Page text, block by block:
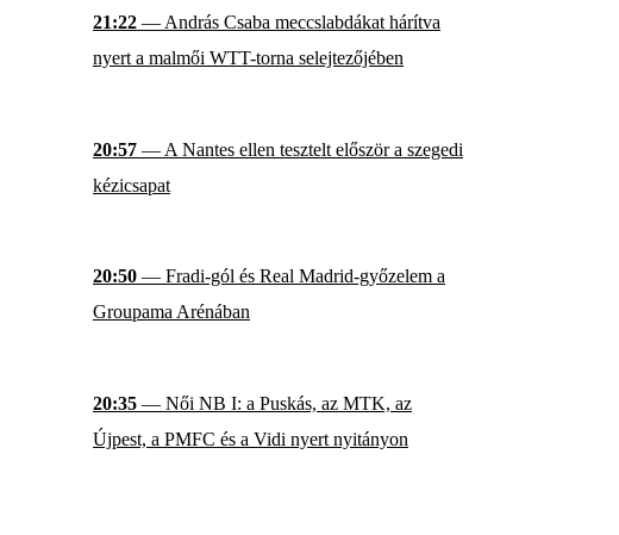
21:22 — András Csaba meccslabdákat hárítva
nyert a malmői WTT-torna selejtezőjében
20:57 — A Nantes ellen tesztelt először a szegedi
kézicsapat
20:50 — Fradi-gól és Real Madrid-győzelem a
Groupama Arénában
20:35 — Női NB I: a Puskás, az MTK, az
Újpest, a PMFC és a Vidi nyert nyitányon